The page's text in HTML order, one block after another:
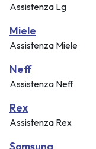
Assistenza Lg
Miele
Assistenza Miele
Neff
Assistenza Neff
Rex
Assistenza Rex